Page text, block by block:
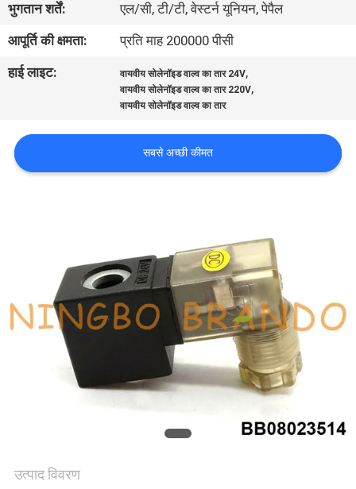
हमसे
संपर्क
करें
उद्धरण
मांगें
साइटमैप
गोपनीयता
भुगतान शर्तें:
एल/सी, टी/टी, वेस्टर्न यूनियन, पेपैल
आपूर्ति की क्षमता:
प्रति माह 200000 पीसी
हाई लाइट:
वायवीय सोलेनॉइड वाल्व का तार 24V,
वायवीय सोलेनॉइड वाल्व का तार 220V,
वायवीय सोलेनॉइड वाल्व का तार
सबसे अच्छी कीमत
उत्पाद विवरण